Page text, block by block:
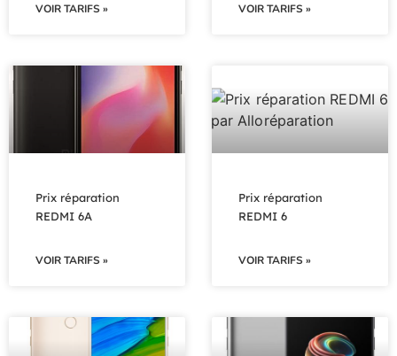
VOIR TARIFS » VOIR TARIFS »
Prix réparation
REDMI 6A
VOIR TARIFS »
Prix réparation
REDMI 6
VOIR TARIFS »